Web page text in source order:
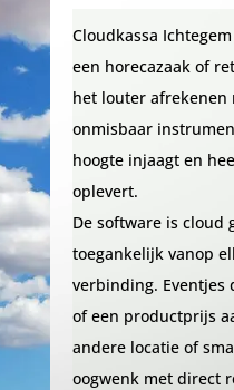
Cloudkassa
een horecazaak of
het louter afrekenen
onmisbaar
hoogte injaagt en
oplevert.
De software is cloud
toegankelijk vanop
verbinding. Eventjes
of een productprijs
andere locatie of
oogwenk met direct